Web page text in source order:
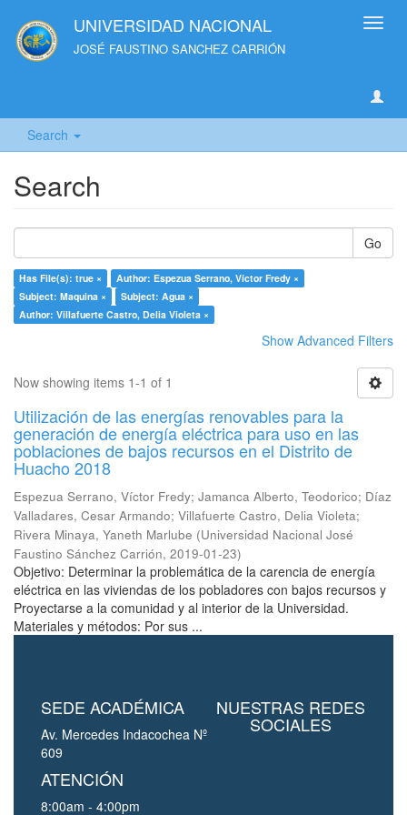
UNIVERSIDAD NACIONAL
JOSÉ FAUSTINO SANCHEZ CARRIÓN
Search
Search
Go
Has File(s): true ×
Author: Espezua Serrano, Víctor Fredy ×
Subject: Maquina ×
Subject: Agua ×
Author: Villafuerte Castro, Delia Violeta ×
Show Advanced Filters
Now showing items 1-1 of 1
Utilización de las energías renovables para la
generación de energía eléctrica para uso en las
poblaciones de bajos recursos en el Distrito de
Huacho 2018
Espezua Serrano, Víctor Fredy; Jamanca Alberto, Teodorico; Díaz
Valladares, Cesar Armando; Villafuerte Castro, Delia Violeta;
Rivera Minaya, Yaneth Marlube (Universidad Nacional José
Faustino Sánchez Carrión, 2019-01-23)
Objetivo: Determinar la problemática de la carencia de energía
eléctrica en las viviendas de los pobladores con bajos recursos y
Proyectarse a la comunidad y al interior de la Universidad.
Materiales y métodos: Por sus ...
SEDE ACADÉMICA
Av. Mercedes Indacochea Nº
609
ATENCIÓN
8:00am - 4:00pm
NUESTRAS REDES
SOCIALES